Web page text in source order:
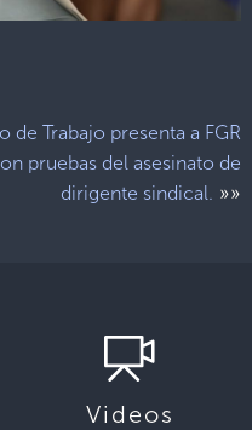
de Trabajo presenta a FGR
pruebas del asesinato de
dirigente sindical. »»
Videos